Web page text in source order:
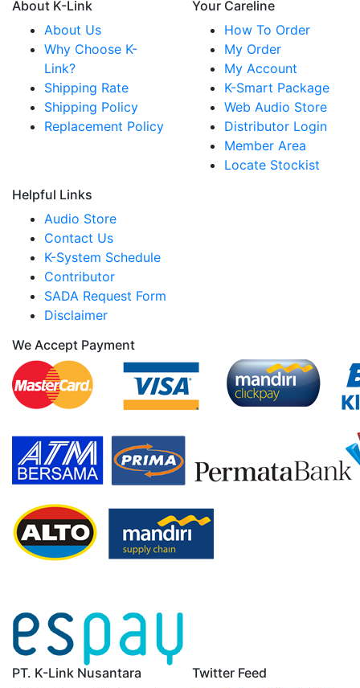
About K-Link
About Us
Why Choose K-
Link?
Shipping Rate
Shipping Policy
Replacement Policy
Your Careline
How To Order
My Order
My Account
K-Smart Package
Web Audio Store
Distributor Login
Member Area
Locate Stockist
Helpful Links
Audio Store
Contact Us
K-System Schedule
Contributor
SADA Request Form
Disclaimer
We Accept Payment
PT. K-Link Nusantara
Twitter Feed